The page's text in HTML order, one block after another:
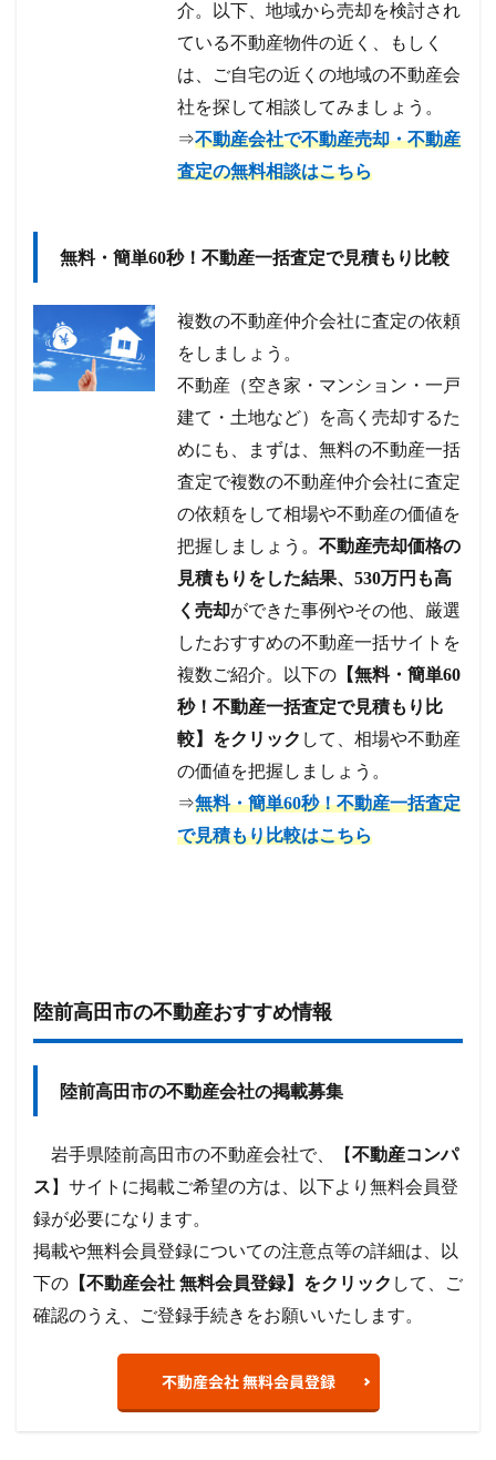
介。以下、地域から売却を検討され
ている不動産物件の近く、もしく
は、ご自宅の近くの地域の不動産会
社を探して相談してみましょう。
⇒不動産会社で不動産売却・不動産
査定の無料相談はこちら
無料・簡単60秒！不動産一括査定で見積もり比較
複数の不動産仲介会社に査定の依頼
をしましょう。
不動産（空き家・マンション・一戸
建て・土地など）を高く売却するた
めにも、まずは、無料の不動産一括
査定で複数の不動産仲介会社に査定
の依頼をして相場や不動産の価値を
把握しましょう。不動産売却価格の
見積もりをした結果、530万円も高
く売却ができた事例やその他、厳選
したおすすめの不動産一括サイトを
複数ご紹介。以下の 【無料・簡単60
秒！不動産一括査定で見積もり比
較】をクリック して、相場や不動産
の価値を把握しましょう。
⇒無料・簡単60秒！不動産一括査定
で見積もり比較はこちら
陸前高田市の不動産おすすめ情報
陸前高田市の不動産会社の掲載募集
岩手県陸前高田市の不動産会社で、【不動産コンパ
ス 】サイトに掲載ご希望の方は、以下より無料会員登
録が必要になります。
掲載や無料会員登録についての注意点等の詳細は、以
下の 【不動産会社 無料会員登録】をクリック して、ご
確認のうえ、ご登録手続きをお願いいたします。
不動産会社 無料会員登録